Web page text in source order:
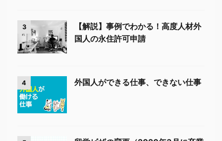
3
【解説】事例でわかる！高度人材外
国人の永住許可申請
4 外国人ができる仕事、できない仕事